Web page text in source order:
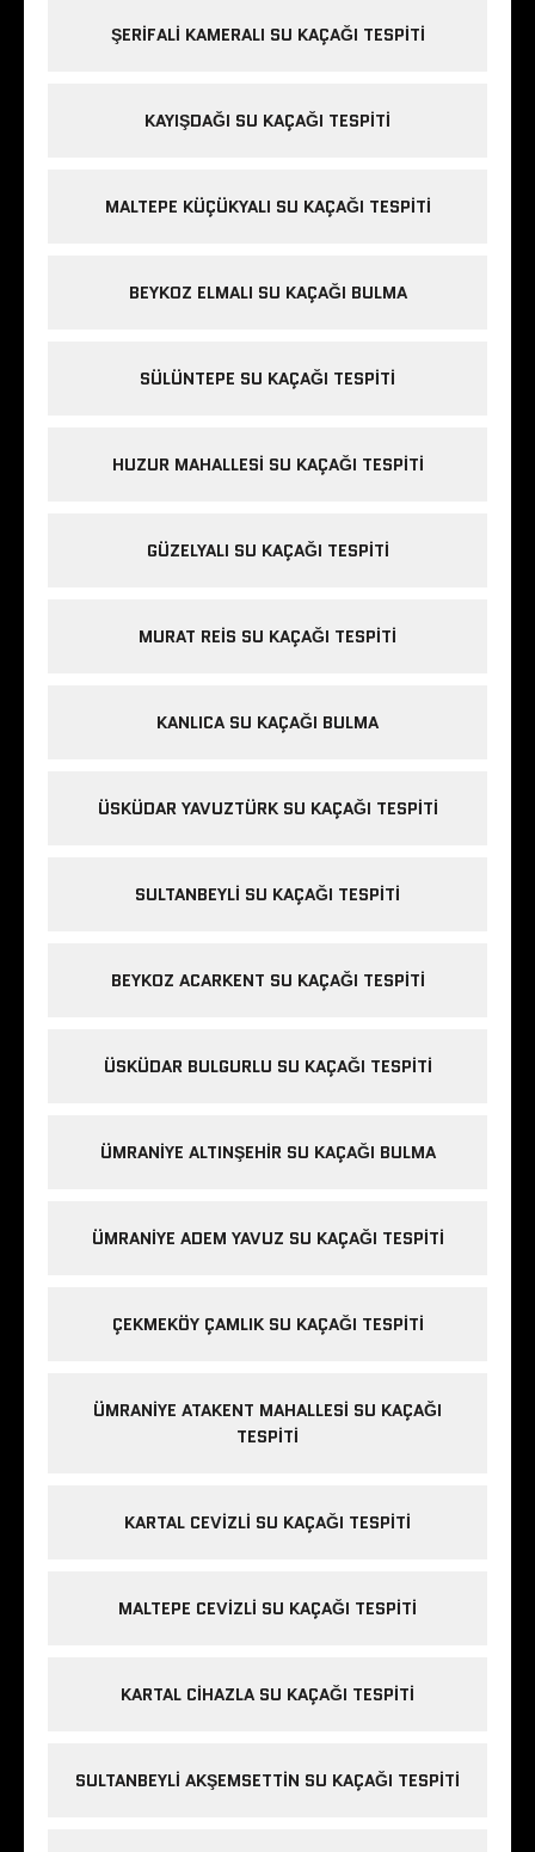
ŞERIFALI KAMERALI SU KAÇAĞI TESPITI
KAYIŞDAĞI SU KAÇAĞI TESPITI
MALTEPE KÜÇÜKYALI SU KAÇAĞI TESPITI
BEYKOZ ELMALI SU KAÇAĞI BULMA
SÜLÜNTEPE SU KAÇAĞI TESPITI
HUZUR MAHALLESI SU KAÇAĞI TESPITI
GÜZELYALI SU KAÇAĞI TESPITI
MURAT REIS SU KAÇAĞI TESPITI
KANLICA SU KAÇAĞI BULMA
ÜSKÜDAR YAVUZTÜRK SU KAÇAĞI TESPITI
SULTANBEYLI SU KAÇAĞI TESPITI
BEYKOZ ACARKENT SU KAÇAĞI TESPITI
ÜSKÜDAR BULGURLU SU KAÇAĞI TESPITI
ÜMRANIYE ALTINŞEHIR SU KAÇAĞI BULMA
ÜMRANIYE ADEM YAVUZ SU KAÇAĞI TESPITI
ÇEKMEKÖY ÇAMLIK SU KAÇAĞI TESPITI
ÜMRANIYE ATAKENT MAHALLESI SU KAÇAĞI
TESPITI
KARTAL CEVIZLI SU KAÇAĞI TESPITI
MALTEPE CEVIZLI SU KAÇAĞI TESPITI
KARTAL CIHAZLA SU KAÇAĞI TESPITI
SULTANBEYLI AKŞEMSETTIN SU KAÇAĞI TESPITI